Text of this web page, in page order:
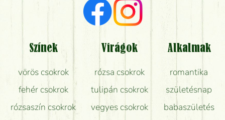
Milyen visszajelzést kapok a virágküldésről?
Tényleg azt kapom, ami a képen van?
Hogy marad a lehető legtovább friss a csokor?
Tudok adventi koszorút vásárolni boltban?
Színek
vörös csokrok
fehér csokrok
rózsaszín csokrok
Virágok
rózsa csokrok
tulipán csokrok
vegyes csokrok
Alkalmak
romantika
születésnap
babaszületés